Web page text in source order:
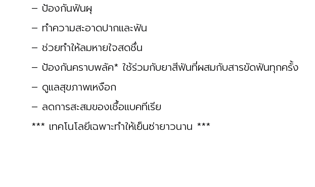
– ป้องกันฟันผุ
– ทำความสะอาดปากและฟัน
– ช่วยทำให้ลมหายใจสดชื่น
– ป้องกันคราบพลัค* ใช้ร่วมกับยาสีฟันที่ผสมกับสารขัดฟันทุกครั้ง
– ดูแลสุขภาพเหงือก
– ลดการสะสมของเชื้อแบคทีเรีย
*** เทคโนโลยีเฉพาะทำให้เย็นซ่ายาวนาน ***